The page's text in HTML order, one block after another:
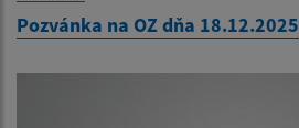
Pozvánka na OZ dňa 18.12.2025